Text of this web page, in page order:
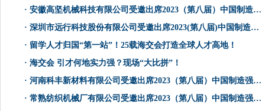
· 安徽高坚机械科技有限公司受邀出席2023（第八届）中国制造强国论坛
· 深圳市远行科技股份有限公司受邀出席2023(第八届)中国制造强国论坛
· 留学人才归国“第一站”！25载海交会打造全球人才高地！
· 海交会 引才何地实力强？现场“大比拼”！
· 河南科丰新材料有限公司受邀出席2023（第八届）中国制造强国论坛
· 常熟纺织机械厂有限公司受邀出席2023（第八届）中国制造强国论坛